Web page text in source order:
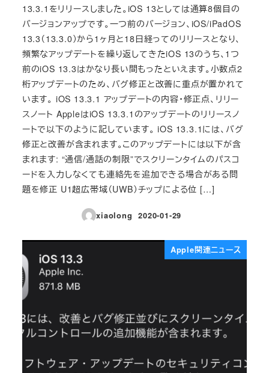
13.3.1をリリースしました。iOS 13としては通算8個目の
バージョンアップです。一つ前のバージョン、iOS/iPadOS
13.3（13.3.0）から1ヶ月と18日経ってのリリースとなり、
頻繁なアップデートを繰り返してきたiOS 13のうち、1つ
前のiOS 13.3はかなり長い間もったといえます。小数点2
桁アップデートのため、バグ修正と改善に重点が置かれて
います。 iOS 13.3.1 アップデートの内容・修正点、リリー
スノート AppleはiOS 13.3.1のアップデートのリリースノ
ートで以下のように記しています。 iOS 13.3.1には、バグ
修正と改善が含まれます。このアップデートには以下が含
まれます: “通信/通話の制限”でスクリーンタイムのパスコ
ードを入力しなくても連絡先を追加できる場合がある問
題を修正 U1超広帯域（UWB）チップによる位 […]
xiaolong
投稿日
2020-01-29
Apple関連ニュース